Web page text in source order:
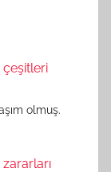
çeşitleri
olmuş.